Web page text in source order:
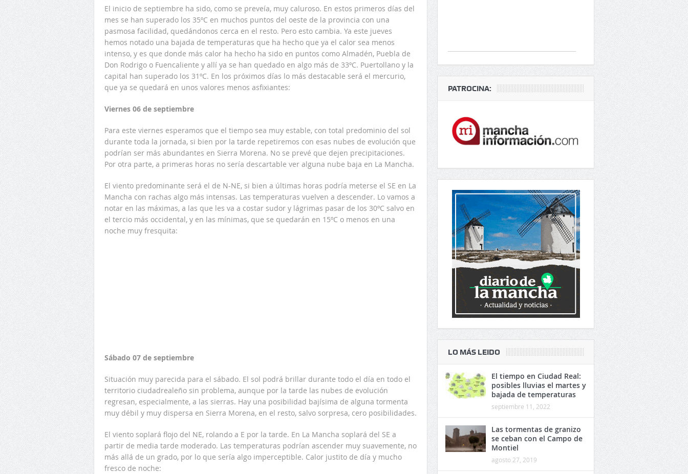
El inicio de septiembre ha sido, como se preveía, muy caluroso. En estos primeros días del
mes se han superado los 35ºC en muchos puntos del oeste de la provincia con una
pasmosa facilidad, quedándonos cerca en el resto. Pero esto cambia. Ya este jueves
hemos notado una bajada de temperaturas que ha hecho que ya el calor sea menos
intenso, y es que donde más calor ha hecho ha sido en puntos como Almadén, Puebla de
Don Rodrigo o Fuencaliente y allí ya se han quedado en algo más de 33ºC. Puertollano y la
capital han superado los 31ºC. En los próximos días lo más destacable será el mercurio,
que ya se quedará en unos valores menos asfixiantes:
Viernes 06 de septiembre
Para este viernes esperamos que el tiempo sea muy estable, con total predominio del sol
durante toda la jornada, si bien por la tarde repetiremos con esas nubes de evolución que
podrían ser más abundantes en Sierra Morena. No se prevé que dejen precipitaciones.
Por otra parte, a primeras horas no sería descartable ver alguna nube baja en La Mancha.
El viento predominante será el de N-NE, si bien a últimas horas podría meterse el SE en La
Mancha con rachas algo más intensas. Las temperaturas vuelven a descender. Lo vamos a
notar en las máximas, a las que les va a costar sudor y lágrimas pasar de los 30ºC salvo en
el tercio más occidental, y en las mínimas, que se quedarán en 15ºC o menos en una
noche muy fresquita:
Sábado 07 de septiembre
Situación muy parecida para el sábado. El sol podrá brillar durante todo el día en todo el
territorio ciudadrealeño sin problema, aunque por la tarde las nubes de evolución
regresan, especialmente, a las sierras. Hay una posibilidad bajísima de alguna tormenta
muy débil y muy dispersa en Sierra Morena, en el resto, salvo sorpresa, cero posibilidades.
El viento soplará flojo del NE, rolando a E por la tarde. En La Mancha soplará del SE a
partir de media tarde moderado. Las temperaturas podrían ascender muy suavemente, no
más allá de un grado, por lo que sería algo imperceptible. Calor justito de día y mucho
fresco de noche:
PATROCINA:
LO MÁS LEIDO
El tiempo en Ciudad Real:
posibles lluvias el martes y
bajada de temperaturas
septiembre 11, 2022
Las tormentas de granizo
se ceban con el Campo de
Montiel
agosto 27, 2019